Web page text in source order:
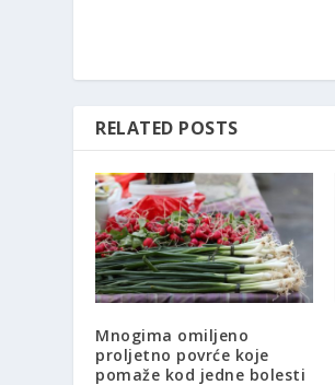
RELATED POSTS
Mnogima omiljeno
proljetno povrće koje
pomaže kod jedne bolesti